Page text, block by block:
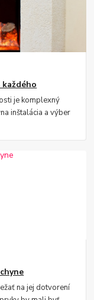
je komplexný
inštalácia a výber
na jej dotvorení